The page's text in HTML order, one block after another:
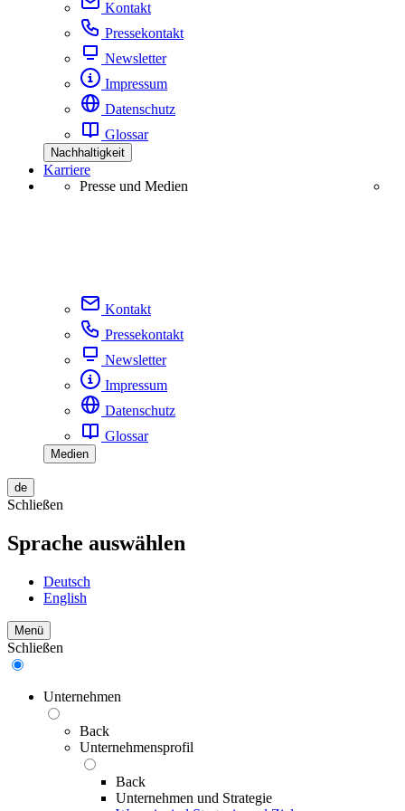
Kontakt
Pressekontakt
Newsletter
Impressum
Datenschutz
Glossar
Nachhaltigkeit
Karriere
Presse und Medien
Kontakt
Pressekontakt
Newsletter
Impressum
Datenschutz
Glossar
Medien
de
Schließen
Sprache auswählen
Deutsch
English
Menü
Schließen
Unternehmen
Back
Unternehmensprofil
Back
Unternehmen und Strategie